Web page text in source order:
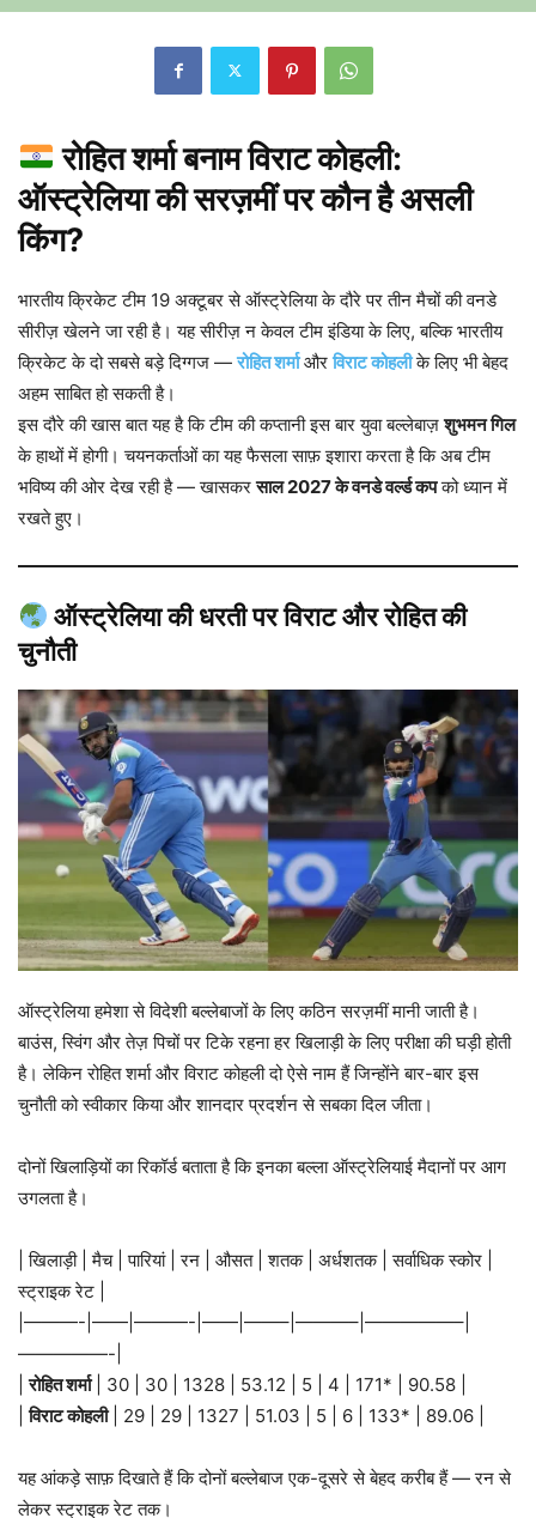
रोहित शर्मा बनाम विराट कोहली:
ऑस्ट्रेलिया की सरज़मीं पर कौन है असली
किंग?
भारतीय क्रिकेट टीम 19 अक्टूबर से ऑस्ट्रेलिया के दौरे पर तीन मैचों की वनडे
सीरीज़ खेलने जा रही है। यह सीरीज़ न केवल टीम इंडिया के लिए, बल्कि भारतीय
क्रिकेट के दो सबसे बड़े दिग्गज —रोहित शर्माऔरविराट कोहलीके लिए भी बेहद
अहम साबित हो सकती है।
इस दौरे की खास बात यह है कि टीम की कप्तानी इस बार युवा बल्लेबाज़शुभमन गिल
के हाथों में होगी। चयनकर्ताओं का यह फैसला साफ़ इशारा करता है कि अब टीम
भविष्य की ओर देख रही है — खासकरसाल 2027 के वनडे वर्ल्ड कपको ध्यान में
रखते हुए।
ऑस्ट्रेलिया की धरती पर विराट और रोहित की
चुनौती
ऑस्ट्रेलिया हमेशा से विदेशी बल्लेबाजों के लिए कठिन सरज़मीं मानी जाती है।
बाउंस, स्विंग और तेज़ पिचों पर टिके रहना हर खिलाड़ी के लिए परीक्षा की घड़ी होती
है। लेकिन रोहित शर्मा और विराट कोहली दो ऐसे नाम हैं जिन्होंने बार-बार इस
चुनौती को स्वीकार किया और शानदार प्रदर्शन से सबका दिल जीता।
दोनों खिलाड़ियों का रिकॉर्ड बताता है कि इनका बल्ला ऑस्ट्रेलियाई मैदानों पर आग
उगलता है।
| खिलाड़ी | मैच | पारियां | रन | औसत | शतक | अर्धशतक | सर्वाधिक स्कोर |
स्ट्राइक रेट |
|———-|——|———-|——|——–|———–|—————–|
—————-|
|रोहित शर्मा| 30 | 30 | 1328 | 53.12 | 5 | 4 | 171* | 90.58 |
|विराट कोहली| 29 | 29 | 1327 | 51.03 | 5 | 6 | 133* | 89.06 |
यह आंकड़े साफ़ दिखाते हैं कि दोनों बल्लेबाज एक-दूसरे से बेहद करीब हैं — रन से
लेकर स्ट्राइक रेट तक।